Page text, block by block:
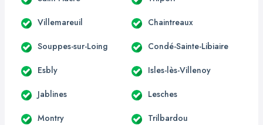
Villemareuil Chaintreaux
Souppes-sur-Loing Condé-Sainte-Libiaire
Esbly Isles-lès-Villenoy
Jablines Lesches
Montry Trilbardou